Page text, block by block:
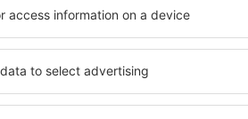
Bekijk meer aanbiedingen in